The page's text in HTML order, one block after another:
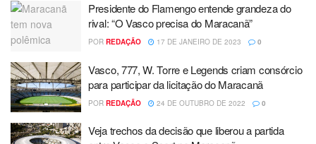
Presidente do Flamengo entende grandeza do
rival: “O Vasco precisa do Maracanã”
POR REDAÇÃO 17 DE JANEIRO DE 2023 0
Vasco, 777, W. Torre e Legends criam consórcio
para participar da licitação do Maracanã
POR REDAÇÃO 24 DE OUTUBRO DE 2022 0
Veja trechos da decisão que liberou a partida